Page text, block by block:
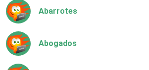
Abarrotes
Abogados